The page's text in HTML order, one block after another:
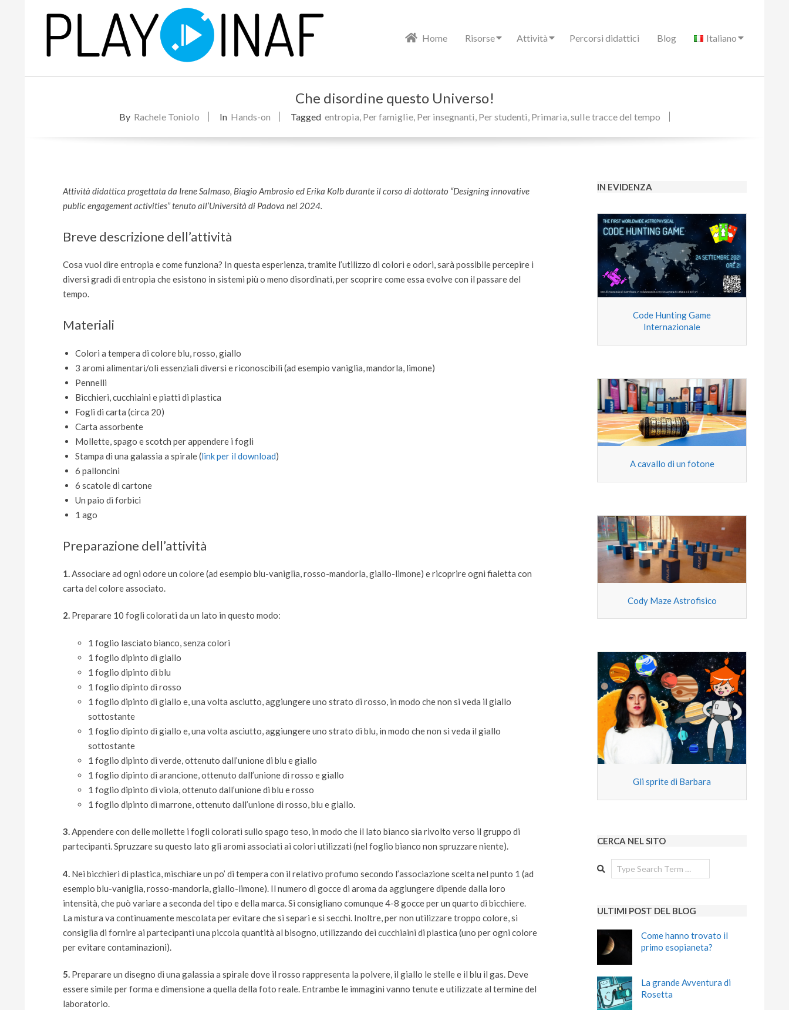
P
Home Risorse Attività Percorsi didattici Blog Italiano
Che disordine questo Universo!
By Rachele Toniolo In Hands-on Tagged entropia, Per famiglie, Per insegnanti, Per studenti, Primaria,sulle tracce del tempo
Attività didattica progettata da Irene Salmaso, Biagio Ambrosio ed Erika Kolb durante il corso di dottorato “Designing innovative
public engagement activities” tenuto all’Università di Padova nel 2024.
Breve descrizione dell’attività
Cosa vuol dire entropia e come funziona? In questa esperienza, tramite l’utilizzo di colori e odori, sarà possibile percepire i
diversi gradi di entropia che esistono in sistemi più o meno disordinati, per scoprire come essa evolve con il passare del
tempo.
Materiali
Colori a tempera di colore blu, rosso, giallo
3 aromi alimentari/oli essenziali diversi e riconoscibili (ad esempio vaniglia, mandorla, limone)
Pennelli
Bicchieri, cucchiaini e piatti di plastica
Fogli di carta (circa 20)
Carta assorbente
Mollette, spago e scotch per appendere i fogli
Stampa di una galassia a spirale (link per il download)
6 palloncini
6 scatole di cartone
Un paio di forbici
1 ago
Preparazione dell’attività
1.Associare ad ogni odore un colore (ad esempio blu-vaniglia, rosso-mandorla, giallo-limone) e ricoprire ogni fialetta con
carta del colore associato.
2. Preparare 10 fogli colorati da un lato in questo modo:
1 foglio lasciato bianco, senza colori
1 foglio dipinto di giallo
1 foglio dipinto di blu
1 foglio dipinto di rosso
1 foglio dipinto di giallo e, una volta asciutto, aggiungere uno strato di rosso, in modo che non si veda il giallo
sottostante
1 foglio dipinto di giallo e, una volta asciutto, aggiungere uno strato di blu, in modo che non si veda il giallo
sottostante
1 foglio dipinto di verde, ottenuto dall’unione di blu e giallo
1 foglio dipinto di arancione, ottenuto dall’unione di rosso e giallo
1 foglio dipinto di viola, ottenuto dall’unione di blu e rosso
1 foglio dipinto di marrone, ottenuto dall’unione di rosso, blu e giallo.
3.Appendere con delle mollette i fogli colorati sullo spago teso, in modo che il lato bianco sia rivolto verso il gruppo di
partecipanti. Spruzzare su questo lato gli aromi associati ai colori utilizzati (nel foglio bianco non spruzzare niente).
4. Nei bicchieri di plastica, mischiare un po’ di tempera con il relativo profumo secondo l’associazione scelta nel punto 1 (ad
esempio blu-vaniglia, rosso-mandorla, giallo-limone). Il numero di gocce di aroma da aggiungere dipende dalla loro
intensità, che può variare a seconda del tipo e della marca. Si consigliano comunque 4-8 gocce per un quarto di bicchiere.
La mistura va continuamente mescolata per evitare che si separi e si secchi. Inoltre, per non utilizzare troppo colore, si
consiglia di fornire ai partecipanti una piccola quantità al bisogno, utilizzando dei cucchiaini di plastica (uno per ogni colore
per evitare contaminazioni).
5. Preparare un disegno di una galassia a spirale dove il rosso rappresenta la polvere, il giallo le stelle e il blu il gas. Deve
essere simile per forma e dimensione a quella della foto reale. Entrambe le immagini vanno tenute e utilizzate al termine del
laboratorio.
IN EVIDENZA
Code Hunting Game
Internazionale
A cavallo di un fotone
Cody Maze Astrofisico
Gli sprite di Barbara
CERCA NEL SITO
Search
ULTIMI POST DEL BLOG
Come hanno trovato il
primo esopianeta?
La grande Avventura di
Rosetta